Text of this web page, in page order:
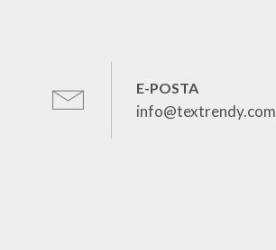
E-POSTA
info@textrendy.com